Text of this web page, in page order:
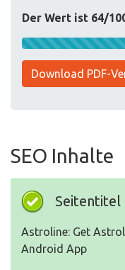
Der Wert ist 64/
Download PDF-
SEO Inhalte
Seitentitel
Astroline: Get
Android App